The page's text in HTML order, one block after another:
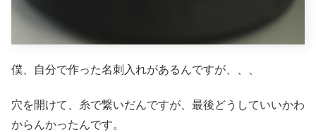
僕、自分で作った名刺入れがあるんですが、、、
穴を開けて、糸で繋いだんですが、最後どうしていいかわ
からんかったんです。